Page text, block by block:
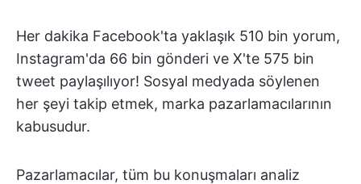
Her dakika Facebook'ta yaklaşık 510 bin yorum,
Instagram'da 66 bin gönderi ve X'te 575 bin
tweet paylaşılıyor! Sosyal medyada söylenen
her şeyi takip etmek, marka pazarlamacılarının
kabusudur.
Pazarlamacılar, tüm bu konuşmaları analiz